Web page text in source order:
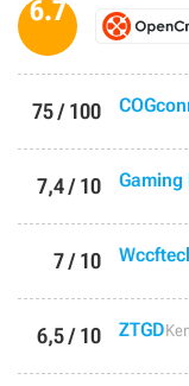
6.7
75 / 100
7,4 / 10 Gaming
7 / 10
6,5 / 10 ZTGD